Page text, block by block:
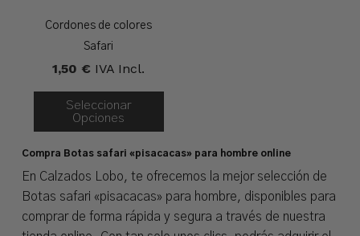
Cordones de colores
Safari
1,50 € IVA Incl.
Seleccionar
Opciones
Compra Botas safari «pisacacas» para hombre online
En Calzados Lobo, te ofrecemos la mejor selección de
Botas safari «pisacacas» para hombre, disponibles para
comprar de forma rápida y segura a través de nuestra